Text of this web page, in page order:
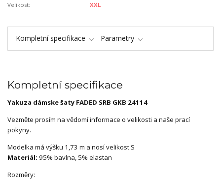
Velikost:
XXL
Kompletní specifikace Parametry
Kompletní specifikace
Yakuza dámske šaty FADED SRB GKB 24114
Vezměte prosím na vědomí informace o velikosti a naše prací
pokyny.
Modelka má výšku 1,73 m a nosí velikost S
Materiál: 95% bavlna, 5% elastan
Rozměry: